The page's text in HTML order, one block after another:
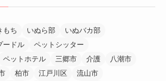
もち いぬら部
いぬバカ部
ードル
ペットシッター
ペットホテル 三郷市 介護
八潮市
柏市 江戸川区
流山市